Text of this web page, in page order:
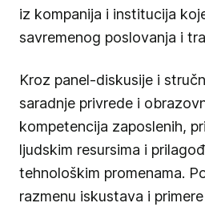
iz kompanija i institucija
savremenog poslovanja i
Kroz panel-diskusije i
saradnje privrede i
kompetencija zaposlenih,
ljudskim resursima i
tehnološkim promenama.
razmenu iskustava i